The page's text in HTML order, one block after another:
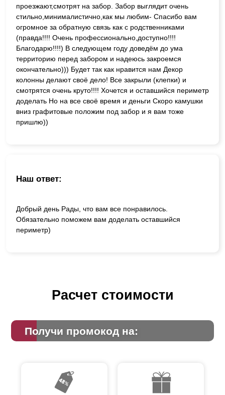
проезжают,смотрят на забор. Забор выглядит очень
стильно,минималистично,как мы любим- Спасибо вам
огромное за обратную связь как с родственниками
(правда!!!! Очень профессионально,доступно!!!!
Благодарю!!!!) В следующем году доведём до ума
территорию перед забором и надеюсь закроемся
окончательно))) Будет так как нравится нам Декор
колонны делают своё дело! Все закрыли (клепки) и
смотрятся очень круто!!!! Хочется и оставшийся периметр
доделать Но на все своё время и деньги Скоро камушки
вниз графитовые положим под забор и я вам тоже
пришлю))
Наш ответ:
Добрый день Рады, что вам все понравилось.
Обязательно поможем вам доделать оставшийся
периметр)
Расчет стоимости
Получи промокод на: